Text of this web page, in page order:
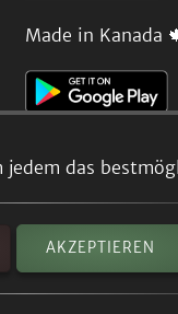
das
AKZEPTIEREN
Made in Kanada